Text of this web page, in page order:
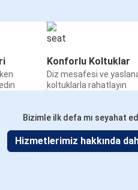
Konforlu Koltuklar
Diz mesafesi ve
koltuklarla rahatlayın
Bizimle ilk defa mı seyahat
Hizmetlerimiz hakkında